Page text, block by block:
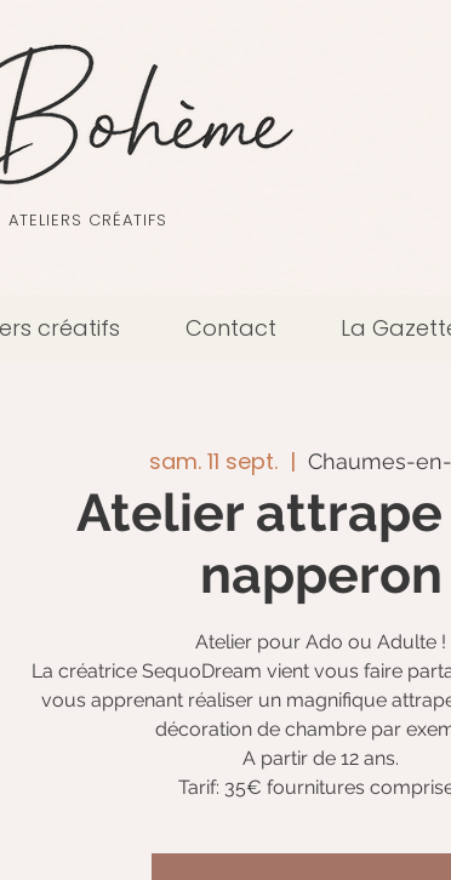
CRÉATIFS
créatifs Contact La
sam. 11 sept.
  |
Chaumes-
Atelier attrape
napperon
Atelier pour Ado ou Adulte !
La créatrice SequoDream vient vous faire
vous apprenant réaliser un magnifique
décoration de chambre par
A partir de 12 ans.
Tarif: 35€ fournitures